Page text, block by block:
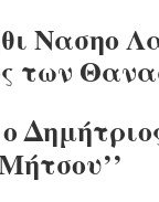
Νασηο
των